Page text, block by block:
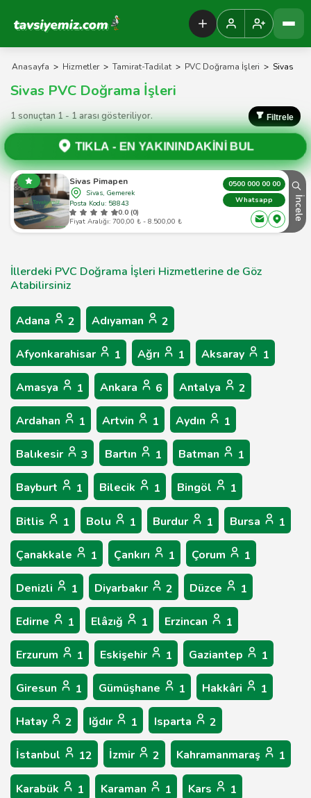
Tavsiyemiz Anasayfa
Anasayfa > Hizmetler > Tamirat-Tadilat > PVC Doğrama İşleri > Sivas
Sivas PVC Doğrama İşleri
1 sonuçtan 1 - 1 arası gösteriliyor. Filtrele
TIKLA -EN YAKININDAKİNİ BUL
Sivas Pimapen
Sivas, Gemerek
Posta Kodu: 58843
0.0 (0)
Fiyat Aralığı: 700,00 ₺ - 8.500,00 ₺
0500 000 00 00
Whatsapp
İncele
İllerdeki PVC Doğrama İşleri Hizmetlerine de Göz
Atabilirsiniz
Adana 2 Adıyaman 2
Afyonkarahisar 1 Ağrı 1 Aksaray 1
Amasya 1 Ankara 6 Antalya 2
Ardahan 1 Artvin 1 Aydın 1
Balıkesir 3 Bartın 1 Batman 1
Bayburt 1 Bilecik 1 Bingöl 1
Bitlis 1 Bolu 1 Burdur 1 Bursa 1
Çanakkale 1 Çankırı 1 Çorum 1
Denizli 1 Diyarbakır 2 Düzce 1
Edirne 1 Elâzığ 1 Erzincan 1
Erzurum 1 Eskişehir 1 Gaziantep 1
Giresun 1 Gümüşhane 1 Hakkâri 1
Hatay 2 Iğdır 1 Isparta 2
İstanbul 12 İzmir 2 Kahramanmaraş 1
Karabük 1 Karaman 1 Kars 1